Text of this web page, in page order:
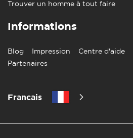
Trouver un homme à tout faire
Informations
Blog Impression Centre d'aide
Partenaires
Francais